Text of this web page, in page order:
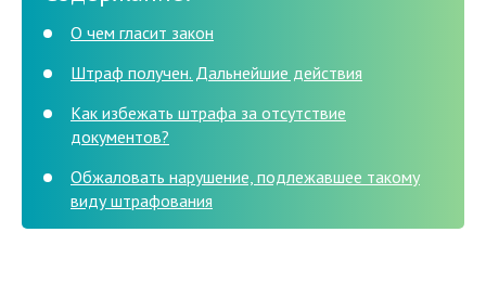
О чем гласит закон
Штраф получен. Дальнейшие действия
Как избежать штрафа за отсутствие
документов?
Обжаловать нарушение, подлежавшее такому
виду штрафования